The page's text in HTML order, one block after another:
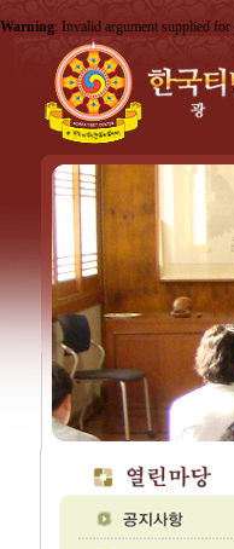
Warning: Invalid argument supplied